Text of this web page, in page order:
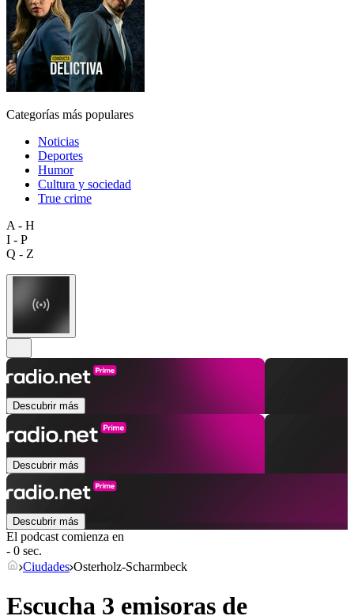
Categorías más populares
Noticias
Deportes
Humor
Cultura y sociedad
True crime
A - H
I - P
Q - Z
Descubrir más
Descubrir más
Descubrir más
El podcast comienza en
- 0 sec.
Ciudades Osterholz-Scharmbeck
Escucha 3 emisoras de